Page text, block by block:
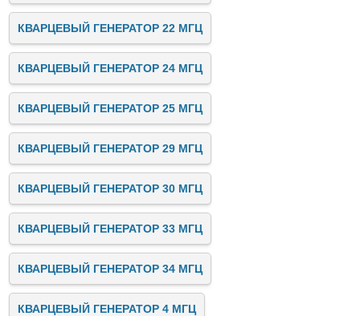
КВАРЦЕВЫЙ ГЕНЕРАТОР 22 МГЦ
КВАРЦЕВЫЙ ГЕНЕРАТОР 24 МГЦ
КВАРЦЕВЫЙ ГЕНЕРАТОР 25 МГЦ
КВАРЦЕВЫЙ ГЕНЕРАТОР 29 МГЦ
КВАРЦЕВЫЙ ГЕНЕРАТОР 30 МГЦ
КВАРЦЕВЫЙ ГЕНЕРАТОР 33 МГЦ
КВАРЦЕВЫЙ ГЕНЕРАТОР 34 МГЦ
КВАРЦЕВЫЙ ГЕНЕРАТОР 4 МГЦ